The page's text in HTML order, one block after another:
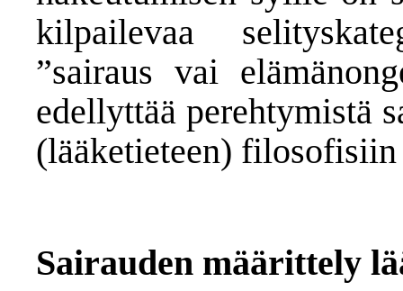
kilpailevaa
”sairaus vai
edellyttää perehtymistä
(lääketieteen)
Sairauden määrittely